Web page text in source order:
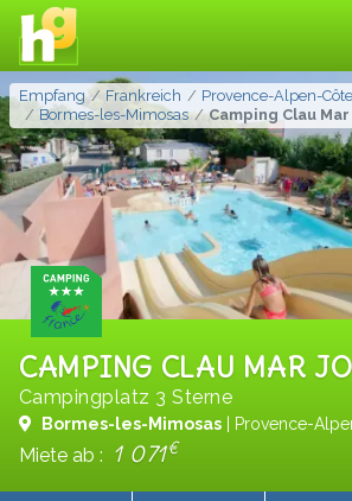
Empfang Frankreich Provence-Alpen-
Bormes-les-Mimosas
Camping Clau Mar
CAMPING CLAU MAR JO
Campingplatz 3 Sterne
Bormes-les-Mimosas | Provence-
Miete ab : 1 071€